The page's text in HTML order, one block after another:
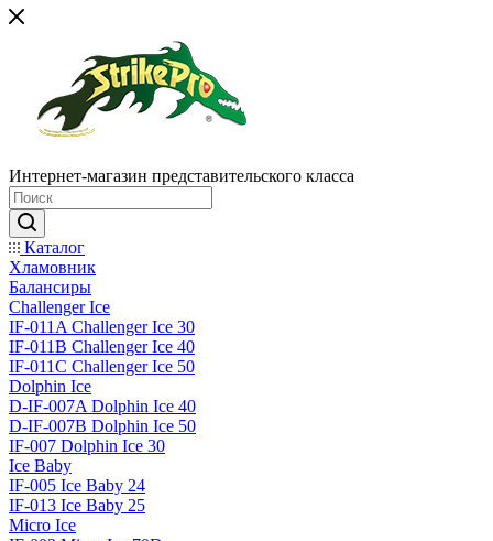
Интернет-магазин представительского класса
Каталог
Хламовник
Балансиры
Challenger Ice
IF-011A Challenger Ice 30
IF-011B Challenger Ice 40
IF-011C Challenger Ice 50
Dolphin Ice
D-IF-007A Dolphin Ice 40
D-IF-007B Dolphin Ice 50
IF-007 Dolphin Ice 30
Ice Baby
IF-005 Ice Baby 24
IF-013 Ice Baby 25
Micro Ice